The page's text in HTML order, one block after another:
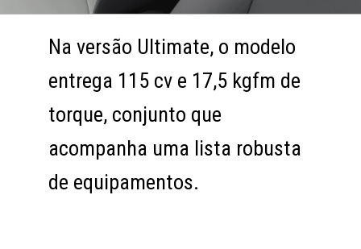
Na versão Ultimate, o modelo
entrega 115 cv e 17,5 kgfm de
torque, conjunto que
acompanha uma lista robusta
de equipamentos.
Na versão Ultimate, o modelo
entrega 115 cv e 17,5 kgfm de
torque, conjunto que
acompanha uma lista robusta
de equipamentos.